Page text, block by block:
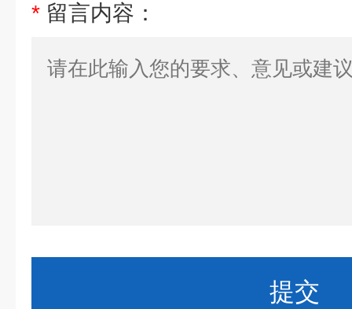
* 留言内容：